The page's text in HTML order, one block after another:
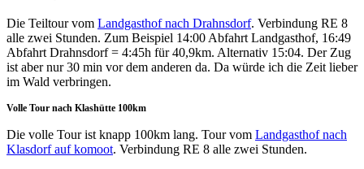
Die Teiltour vom Landgasthof nach Drahnsdorf. Verbindung RE 8
alle zwei Stunden. Zum Beispiel 14:00 Abfahrt Landgasthof, 16:49
Abfahrt Drahnsdorf = 4:45h für 40,9km. Alternativ 15:04. Der Zug
ist aber nur 30 min vor dem anderen da. Da würde ich die Zeit lieber
im Wald verbringen.
Volle Tour nach Klashütte 100km
Die volle Tour ist knapp 100km lang. Tour vom Landgasthof nach
Klasdorf auf komoot. Verbindung RE 8 alle zwei Stunden.